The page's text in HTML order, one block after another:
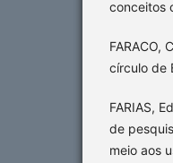
conceitos
FARACO,
círculo de
FARIAS,
de
meio aos